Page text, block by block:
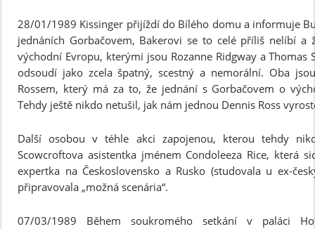
28/01/1989 Kissinger přijíždí do Bílého domu a informuje
jednáních Gorbačovem, Bakerovi se to celé příliš nelíbí a
východní Evropu, kterými jsou Rozanne Ridgway a Thomas
odsoudí jako zcela špatný, scestný a nemorální. Oba
Rossem, který má za to, že jednání s Gorbačovem o
Tehdy ještě nikdo netušil, jak nám jednou Dennis Ross
Další osobou v téhle akci zapojenou, kterou tehdy
Scowcroftova asistentka jménem Condoleeza Rice, která
expertka na Československo a Rusko (studovala u ex-
připravovala „možná scenária“.
07/03/1989 Během soukromého setkání v paláci